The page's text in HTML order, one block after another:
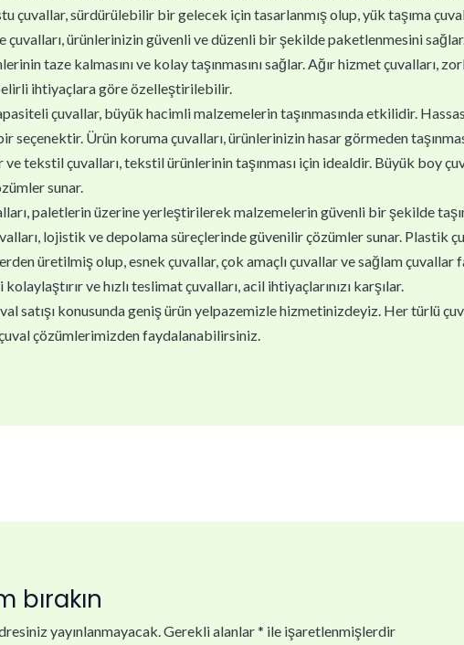
çuvallar, sürdürülebilir bir gelecek için tasarlanmış olup, yük taşıma
çuvalları, ürünlerinizin güvenli ve düzenli bir şekilde paketlenmesini
taze kalmasını ve kolay taşınmasını sağlar. Ağır hizmet
ihtiyaçlara göre özelleştirilebilir.
çuvallar, büyük hacimli malzemelerin taşınmasında etkilidir. Hassas
seçenektir. Ürün koruma çuvalları, ürünlerinizin hasar görmeden
ve tekstil çuvalları, tekstil ürünlerinin taşınması için idealdir. Büyük boy
sunar.
paletlerin üzerine yerleştirilerek malzemelerin güvenli bir şekilde
lojistik ve depolama süreçlerinde güvenilir çözümler sunar. Plastik
üretilmiş olup, esnek çuvallar, çok amaçlı çuvallar ve sağlam çuvallar
ve hızlı teslimat çuvalları, acil ihtiyaçlarınızı karşılar.
satışı konusunda geniş ürün yelpazemizle hizmetinizdeyiz. Her türlü
çuval çözümlerimizden faydalanabilirsiniz.
bırakın
yayınlanmayacak.Gerekli alanlar* ile işaretlenmişlerdir